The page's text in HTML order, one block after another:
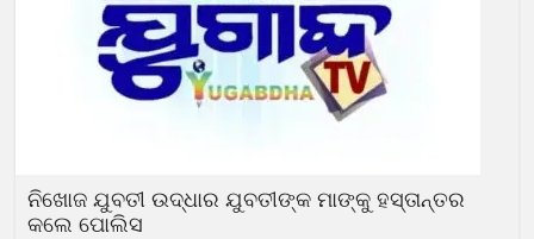
ନିଖୋଜ ଯୁବତୀ ଉଦ୍ଧାର ଯୁବତୀଙ୍କ ମାଙ୍କୁ ହସ୍ତାନ୍ତର
କଲେ ପୋଲିସ